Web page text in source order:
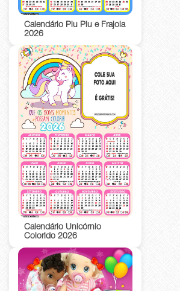
Calendário Piu Piu e Frajola
2026
Calendário Unicórnio
Colorido 2026